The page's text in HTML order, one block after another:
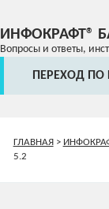
ИНФОКРАФТ®
Вопросы и ответы,
ПЕРЕХОД ПО
ГЛАВНАЯ>
5.2